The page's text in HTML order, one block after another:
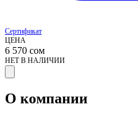
Сертификат
ЦЕНА
6 570 сом
НЕТ В НАЛИЧИИ
О компании